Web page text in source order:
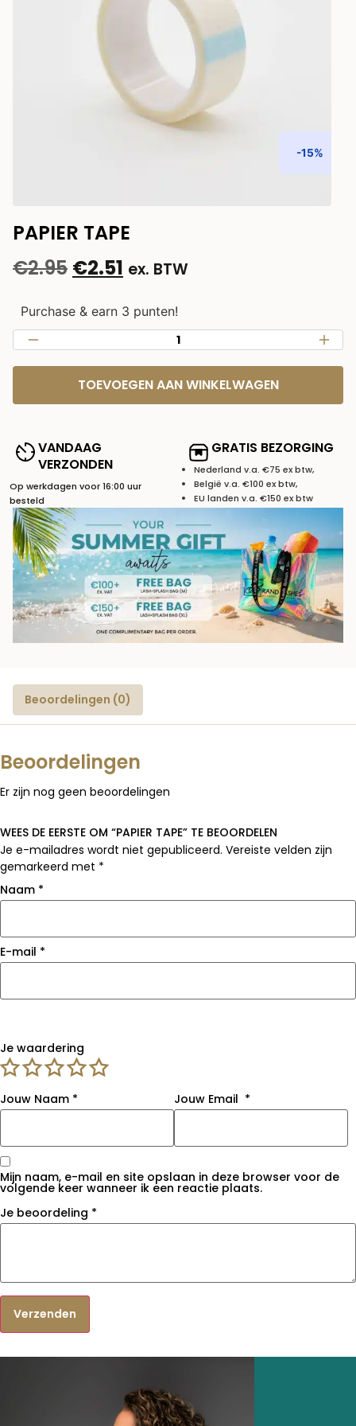
-15%
PAPIER TAPE
€2.95 €2.51 ex. BTW
Purchase & earn 3 punten!
TOEVOEGEN AAN WINKELWAGEN
VANDAAG
VERZONDEN
Op werkdagen voor 16:00 uur
besteld
GRATIS BEZORGING
Nederland v.a. €75 ex btw,
België v.a. €100 ex btw,
EU landen v.a. €150 ex btw
Beoordelingen (0)
Beoordelingen
Er zijn nog geen beoordelingen
WEES DE EERSTE OM “PAPIER TAPE” TE BEOORDELEN
Je e-mailadres wordt niet gepubliceerd. Vereiste velden zijn
gemarkeerd met *
Je waardering
Je beoordeling *
Naam *
E-mail *
Mijn naam, e-mail en site opslaan in deze browser voor de
volgende keer wanneer ik een reactie plaats.
Jouw Naam * Jouw Email *